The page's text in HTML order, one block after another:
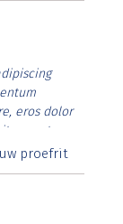
eros dolor
erat.
lorem
proefrit